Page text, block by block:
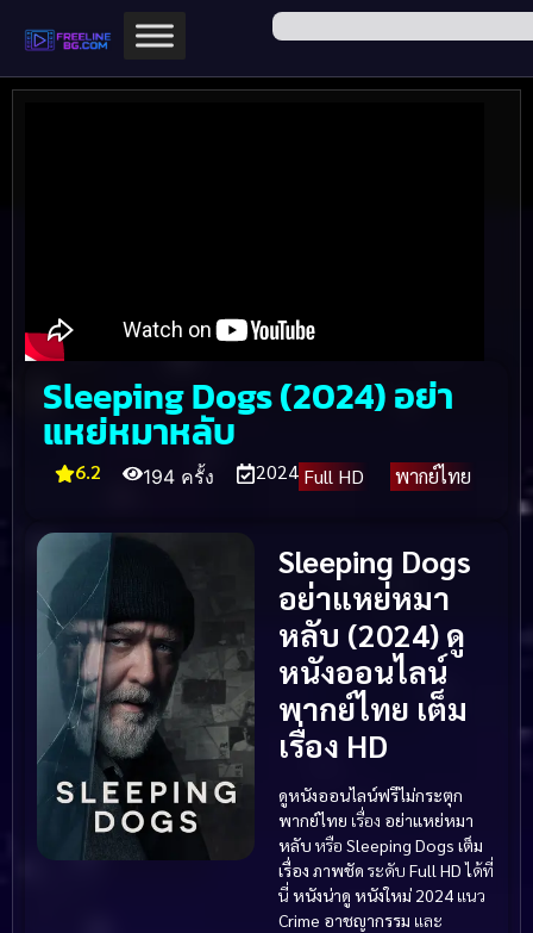
Sleeping Dogs (2024) อย่า
แหย่หมาหลับ
6.2 194 ครั้ง 2024 Full HD พากย์ไทย
Sleeping Dogs
อย่าแหย่หมา
หลับ (2024) ดู
หนังออนไลน์
พากย์ไทย เต็ม
เรื่อง HD
ดูหนังออนไลน์ฟรีไม่กระตุก
พากย์ไทย เรื่อง อย่าแหย่หมา
หลับ หรือ Sleeping Dogs เต็ม
เรื่อง ภาพชัด ระดับ Full HDได้ที่
นี่ หนังน่าดู หนังใหม่ 2024 แนว
Crime อาชญากรรม และ